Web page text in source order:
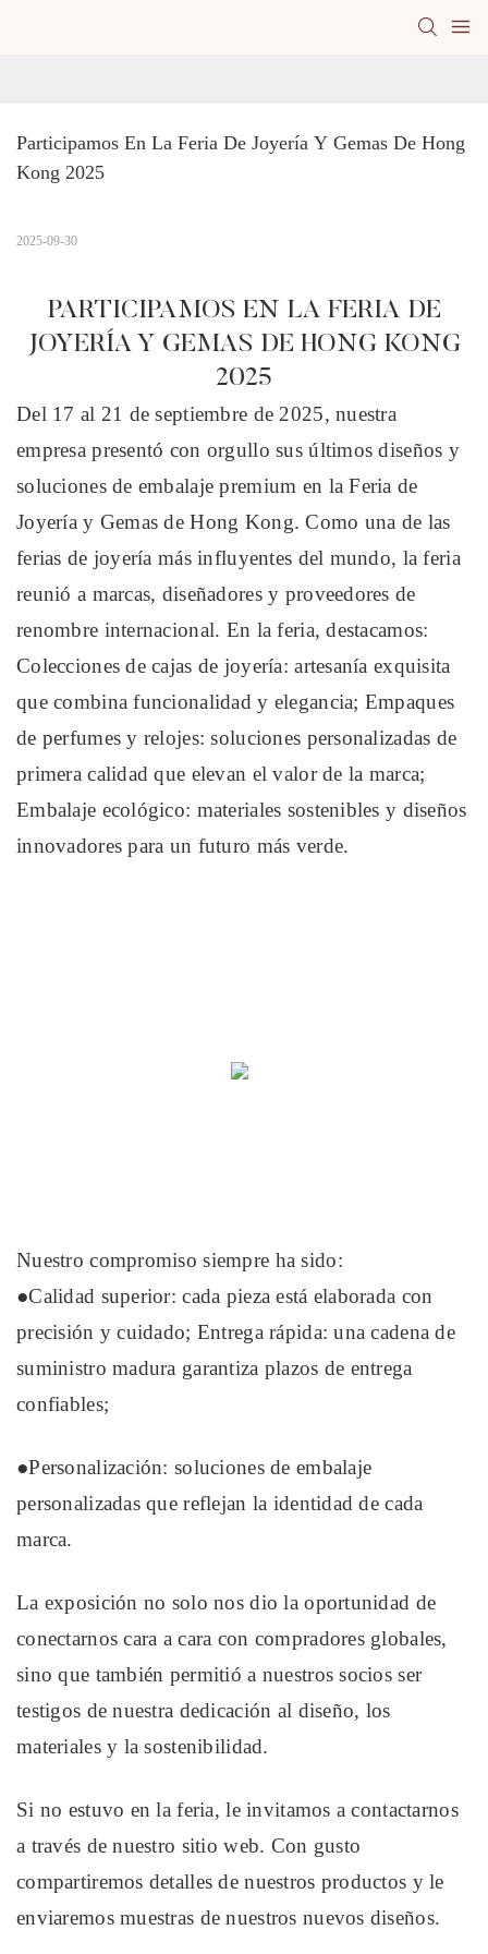
Participamos En La Feria De Joyería Y Gemas De Hong
Kong 2025
2025-09-30
PARTICIPAMOS EN LA FERIA DE
JOYERÍA Y GEMAS DE HONG KONG
2025
Del 17 al 21 de septiembre de 2025, nuestra
empresa presentó con orgullo sus últimos diseños y
soluciones de embalaje premium en la Feria de
Joyería y Gemas de Hong Kong. Como una de las
ferias de joyería más influyentes del mundo, la feria
reunió a marcas, diseñadores y proveedores de
renombre internacional. En la feria, destacamos:
Colecciones de cajas de joyería: artesanía exquisita
que combina funcionalidad y elegancia; Empaques
de perfumes y relojes: soluciones personalizadas de
primera calidad que elevan el valor de la marca;
Embalaje ecológico: materiales sostenibles y diseños
innovadores para un futuro más verde.
Nuestro compromiso siempre ha sido:
●Calidad superior: cada pieza está elaborada con
precisión y cuidado; Entrega rápida: una cadena de
suministro madura garantiza plazos de entrega
confiables;
●Personalización: soluciones de embalaje
personalizadas que reflejan la identidad de cada
marca.
La exposición no solo nos dio la oportunidad de
conectarnos cara a cara con compradores globales,
sino que también permitió a nuestros socios ser
testigos de nuestra dedicación al diseño, los
materiales y la sostenibilidad.
Si no estuvo en la feria, le invitamos a contactarnos
a través de nuestro sitio web. Con gusto
compartiremos detalles de nuestros productos y le
enviaremos muestras de nuestros nuevos diseños.